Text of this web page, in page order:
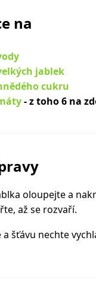
na
jablek
cukru
- z toho 6 na
oloupejte a
až se rozvaří.
a šťávu nechte